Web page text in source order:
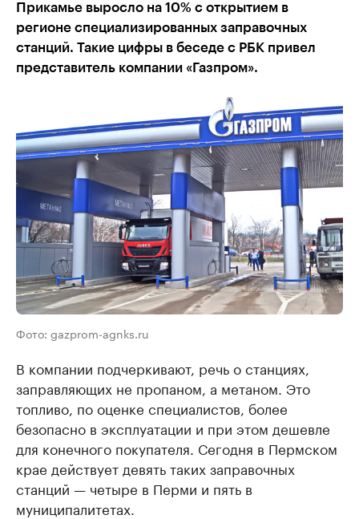
Прикамье выросло на 10% с открытием в
регионе специализированных заправочных
станций. Такие цифры в беседе с РБК привел
представитель компании «Газпром».
Фото: gazprom-agnks.ru
В компании подчеркивают, речь о станциях,
заправляющих не пропаном, а метаном. Это
топливо, по оценке специалистов, более
безопасно в эксплуатации и при этом дешевле
для конечного покупателя. Сегодня в Пермском
крае действует девять таких заправочных
станций — четыре в Перми и пять в
муниципалитетах.